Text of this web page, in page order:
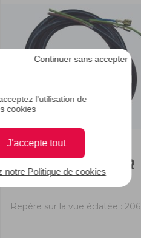
l'utilisation de
cookies
J'accepte tout
Continuer sans accepter
notre Politique de cookies
CABLE SECTEUR
Repère sur la vue éclatée : 206